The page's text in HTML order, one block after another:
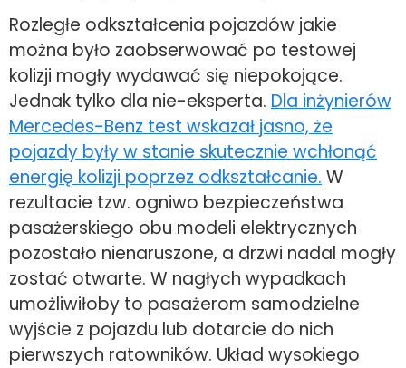
Rozległe odkształcenia pojazdów jakie
można było zaobserwować po testowej
kolizji mogły wydawać się niepokojące.
Jednak tylko dla nie-eksperta. Dla inżynierów
Mercedes-Benz test wskazał jasno, że
pojazdy były w stanie skutecznie wchłonąć
energię kolizji poprzez odkształcanie. W
rezultacie tzw. ogniwo bezpieczeństwa
pasażerskiego obu modeli elektrycznych
pozostało nienaruszone, a drzwi nadal mogły
zostać otwarte. W nagłych wypadkach
umożliwiłoby to pasażerom samodzielne
wyjście z pojazdu lub dotarcie do nich
pierwszych ratowników. Układ wysokiego